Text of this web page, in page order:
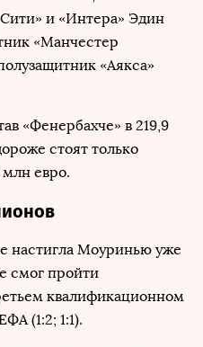
и «Интера» Эдин
«Манчестер
«Аякса»
«Фенербахче» в 219,9
стоят только
млн евро.
настигла Моуринью уже
смог пройти
квалификационном
(1:2; 1:1).